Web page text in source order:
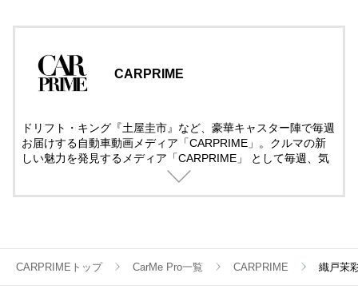
CARPRIME
ドリフト・キング『土屋圭市』など、豪華キャスター陣で毎週
お届けする自動車動画メディア「CARPRIME」。クルマの新
しい魅力を発見するメディア「CARPRIME」 として毎週、気
になるクルマ、話題のクルマを取り上げ、クルマのある日常を
CARPRIMEトップ CarMe Pro一覧 CARPRIME 織戸茉